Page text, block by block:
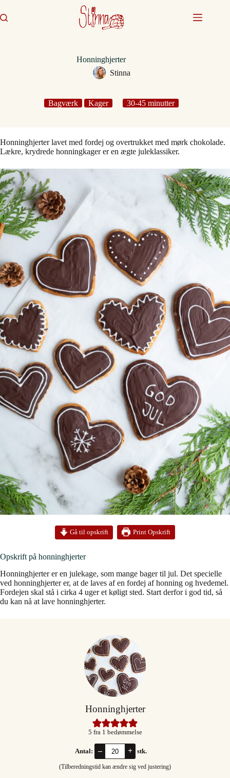
til
indhold
Honninghjerter
Stinna
Bagværk Kager 30-45 minutter
Honninghjerter lavet med fordej og overtrukket med mørk chokolade.
Lækre, krydrede honningkager er en ægte juleklassiker.
Gå til opskrift Print Opskrift
Opskrift på honninghjerter
Honninghjerter er en julekage, som mange bager til jul. Det specielle
ved honninghjerter er, at de laves af en fordej af honning og hvedemel.
Fordejen skal stå i cirka 4 uger et køligt sted. Start derfor i god tid, så
du kan nå at lave honninghjerter.
Honninghjerter
5 fra 1 bedømmelse
Antal: – + stk.
(Tilberedningstid kan ændre sig ved justering)